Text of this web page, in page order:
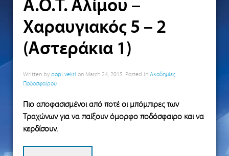
A.O.T. Αλίμου –
Χαραυγιακός 5 – 2
(Αστεράκια 1)
Written by popi vekri on March 24, 2015. Posted in Ακαδημίες
Ποδοσφαίρου
Πιο αποφασισμένοι από ποτέ οι μπόμπιρες των
Τραχώνων για να παίξουν όμορφο ποδόσφαιρο και να
κερδίσουν.